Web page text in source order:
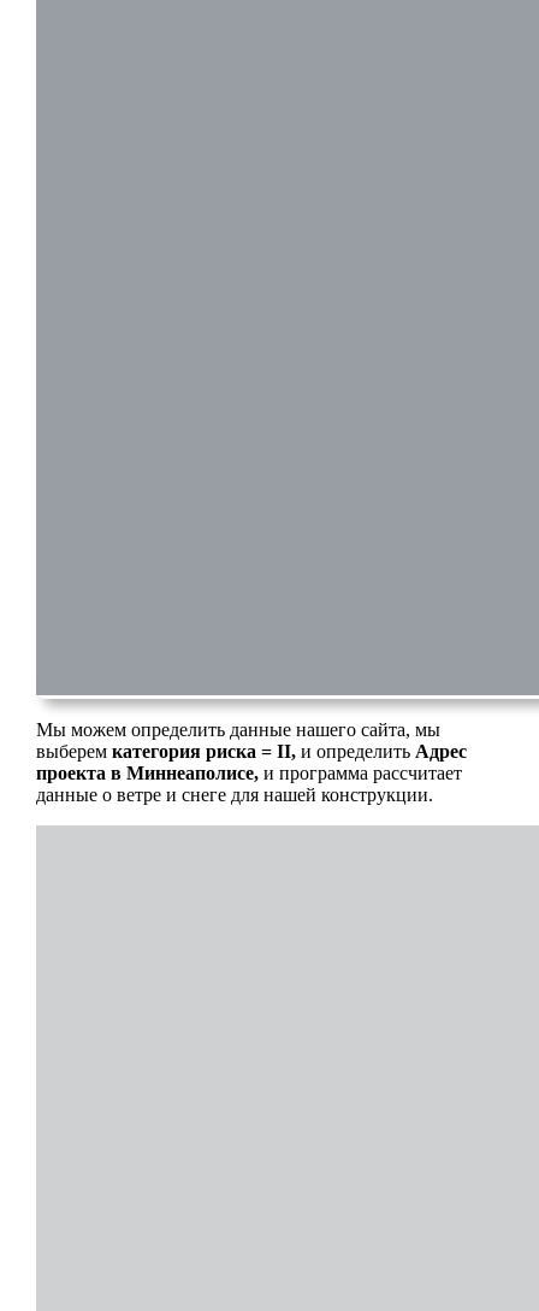
Мы можем определить данные нашего сайта, мы
выберем категория риска = II,и определить Адрес
проекта в Миннеаполисе, и программа рассчитает
данные о ветре и снеге для нашей конструкции.